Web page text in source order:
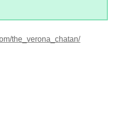
the_verona_chatan/